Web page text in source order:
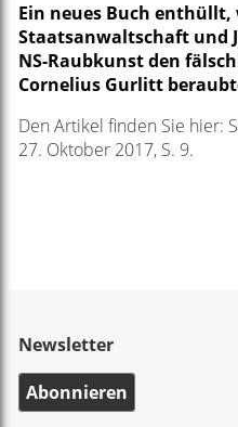
Ein neues Buch enthüllt,
Staatsanwaltschaft und
NS-Raubkunst den
Cornelius Gurlitt
Den Artikel finden Sie hier:
27. Oktober 2017, S. 9.
Newsletter
Abonnieren